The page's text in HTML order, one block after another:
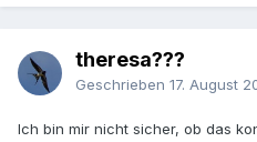
theresa???
Geschrieben 17. August
Ich bin mir nicht sicher, ob das